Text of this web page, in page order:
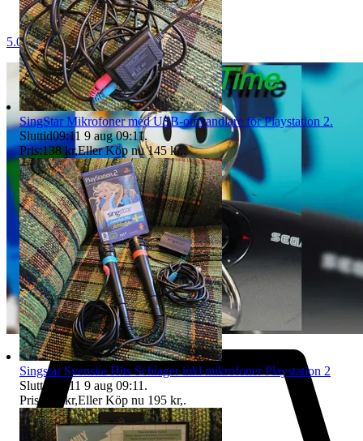
5.0
SingStar Mikrofoner med USB-omvandlare för Playstation 2.
Sluttid09:11 9 aug 09:11.
Pris:138 kr,Eller Köp nu 145 kr,.
Singstar Svenska Hits Schlager inkl mikrofoner Playstation 2
Sluttid
09:11 9 aug 09:11 .
Pris:
178 kr,Eller Köp nu 195 kr,.